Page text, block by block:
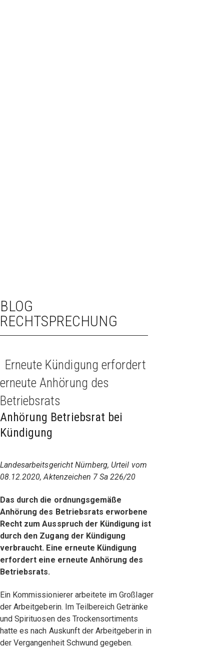
BLOG
RECHTSPRECHUNG
Erneute Kündigung erfordert
erneute Anhörung des
Betriebsrats
Anhörung Betriebsrat bei
Kündigung
Landesarbeitsgericht Nürnberg, Urteil vom
08.12.2020, Aktenzeichen 7 Sa 226/20
Das durch die ordnungsgemäße
Anhörung des Betriebsrats erworbene
Recht zum Ausspruch der Kündigung ist
durch den Zugang der Kündigung
verbraucht. Eine erneute Kündigung
erfordert eine erneute Anhörung des
Betriebsrats.
Ein Kommissionierer arbeitete im Großlager
der Arbeitgeberin. Im Teilbereich Getränke
und Spirituosen des Trockensortiments
hatte es nach Auskunft der Arbeitgeberin in
der Vergangenheit Schwund gegeben.